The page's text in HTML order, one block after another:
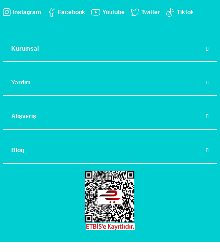
Instagram Facebook Youtube Twitter Tiktok
Kurumsal
Yardım
Alışveriş
Blog